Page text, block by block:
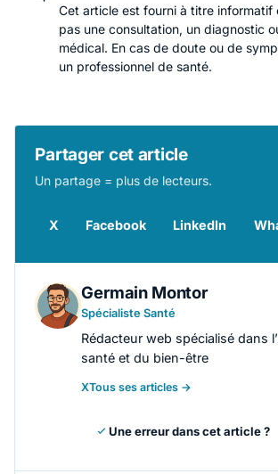
Cet article est fourni à titre informatif
pas une consultation, un diagnostic
médical. En cas de doute ou de
un professionnel de santé.
Partager cet article
Un partage = plus de lecteurs.
X Facebook LinkedIn
Germain Montor
Spécialiste Santé
Rédacteur web spécialisé dans
santé et du bien-être
XTous ses articles →
Une erreur dans cet article ?